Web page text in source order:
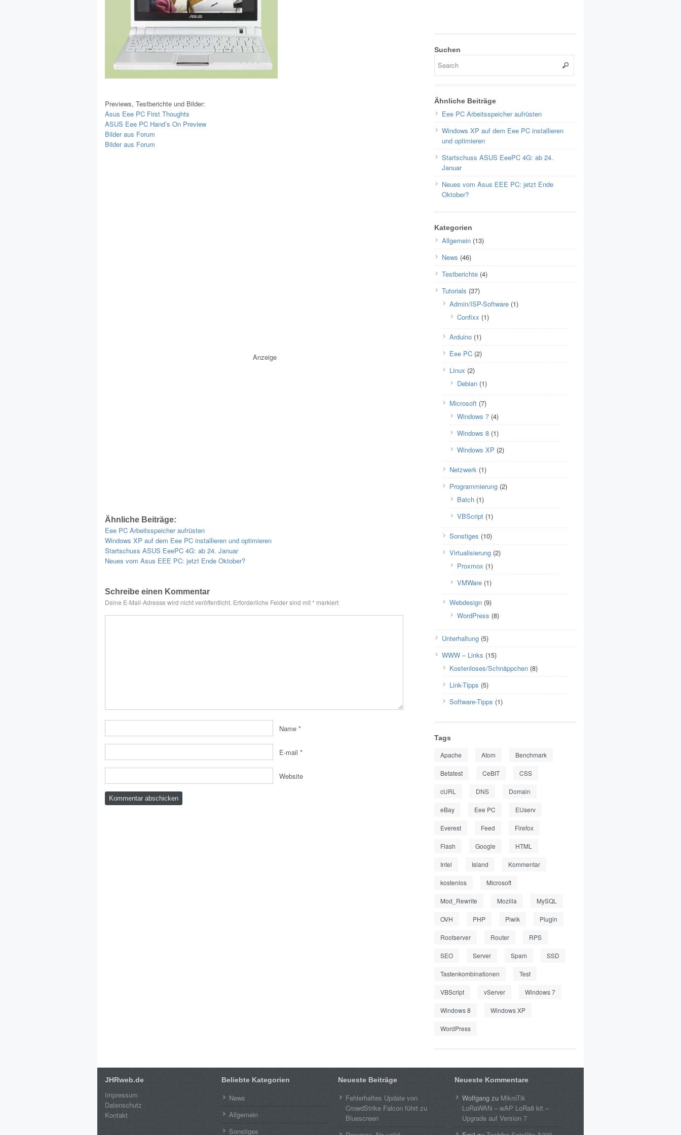
Previews, Testberichte und Bilder:
Asus Eee PC First Thoughts
ASUS Eee PC Hand’s On Preview
Bilder aus Forum
Bilder aus Forum
Anzeige
Ähnliche Beiträge:
Eee PC Arbeitsspeicher aufrüsten
Windows XP auf dem Eee PC installieren und optimieren
Startschuss ASUS EeePC 4G: ab 24. Januar
Neues vom Asus EEE PC: jetzt Ende Oktober?
Schreibe einen Kommentar
Deine E-Mail-Adresse wird nicht veröffentlicht. Erforderliche Felder sind mit* markiert
Name *
E-mail *
Website
Suchen
Ähnliche Beiträge
Eee PC Arbeitsspeicher aufrüsten
Windows XP auf dem Eee PC installieren
und optimieren
Startschuss ASUS EeePC 4G: ab 24.
Januar
Neues vom Asus EEE PC: jetzt Ende
Oktober?
Kategorien
Allgemein (13)
News (46)
Testberichte (4)
Tutorials (37)
Admin/ISP-Software (1)
Confixx (1)
Arduino (1)
Eee PC (2)
Linux (2)
Debian (1)
Microsoft (7)
Windows 7 (4)
Windows 8 (1)
Windows XP (2)
Netzwerk (1)
Programmierung (2)
Batch (1)
VBScript (1)
Sonstiges (10)
Virtualisierung (2)
Proxmox (1)
VMWare (1)
Webdesign (9)
WordPress (8)
Unterhaltung (5)
WWW – Links (15)
Kostenloses/Schnäppchen (8)
Link-Tipps (5)
Software-Tipps (1)
Tags
Apache Atom Benchmark
Betatest CeBIT CSS
cURL DNS Domain
eBay Eee PC EUserv
Everest Feed Firefox
Flash Google HTML
Intel Island Kommentar
kostenlos Microsoft
Mod_Rewrite Mozilla MySQL
OVH PHP Piwik Plugin
Rootserver Router RPS
SEO Server Spam SSD
Tastenkombinationen Test
VBScript vServer Windows 7
Windows 8 Windows XP
WordPress
JHRweb.de
Impressum
Datenschutz
Kontakt
Beliebte Kategorien
News
Allgemein
Sonstiges
Neueste Beiträge
Fehlerhaftes Update von
CrowdStrike Falcon führt zu
Bluescreen
Neueste Kommentare
Wolfgang zu MikroTik
LoRaWAN – wAP LoRa8 kit –
Upgrade auf Version 7